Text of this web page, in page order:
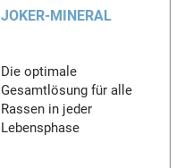
JOKER-MINERAL
Die optimale
Gesamtlösung für alle
Rassen in jeder
Lebensphase